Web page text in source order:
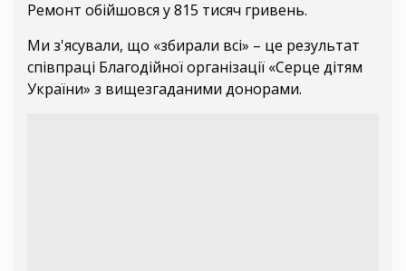
Ремонт обійшовся у 815 тисяч гривень.
Ми з'ясували, що «збирали всі» – це результат
співпраці Благодійної організації «Серце дітям
України» з вищезгаданими донорами.